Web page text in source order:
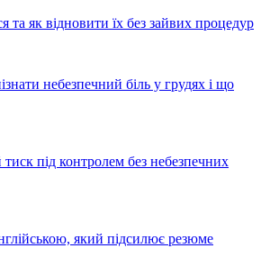
та як відновити їх без зайвих процедур
небезпечний біль у грудях і що
під контролем без небезпечних
який підсилює резюме